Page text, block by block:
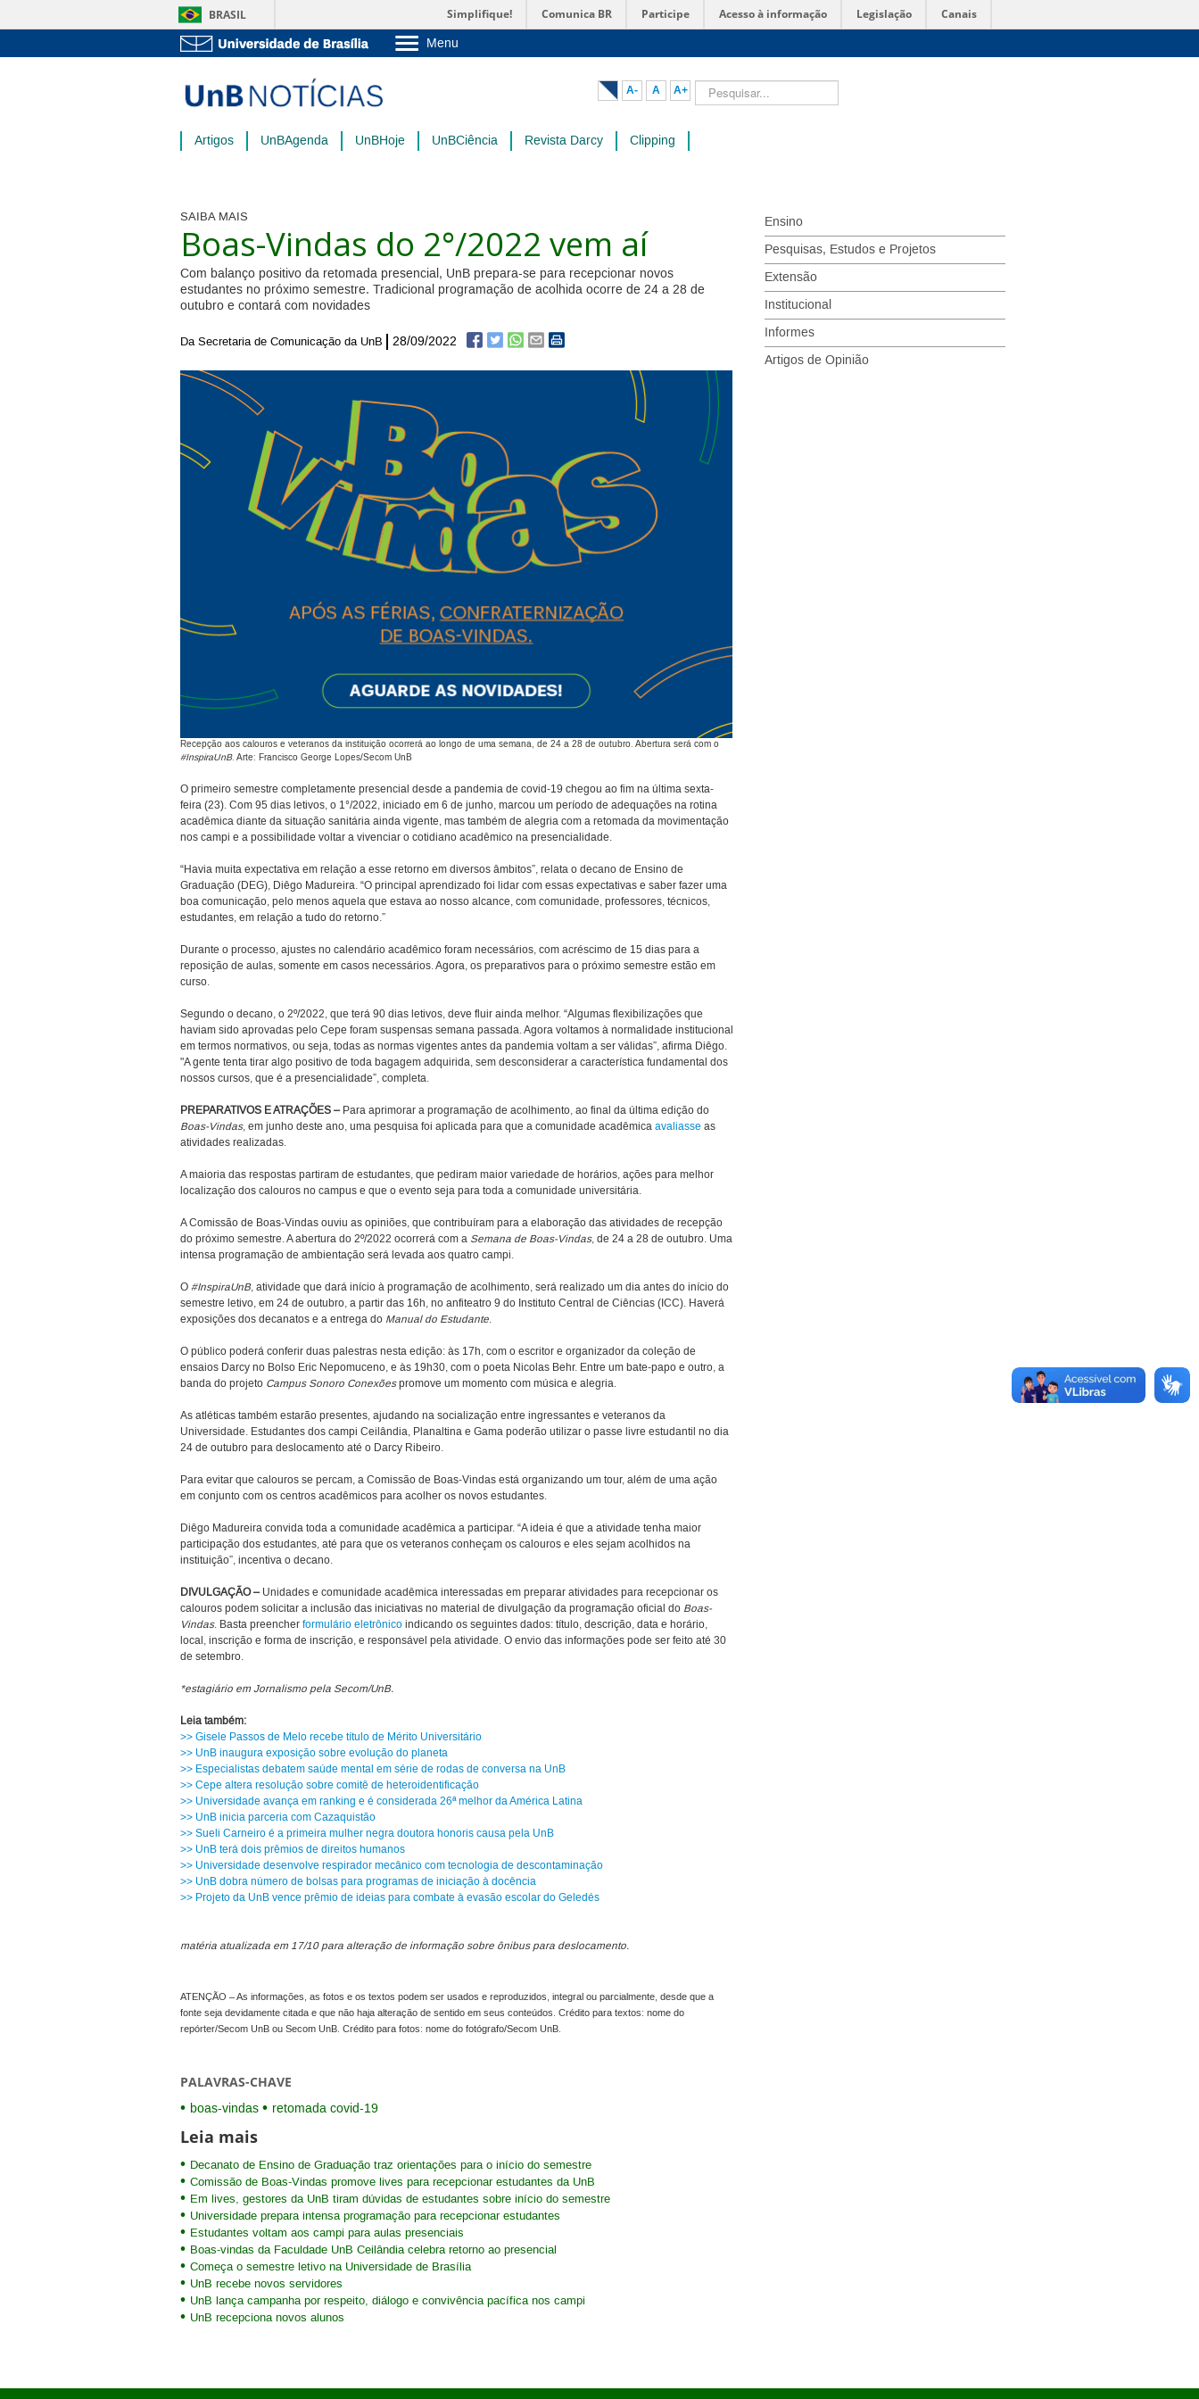
BRASIL Simplifique! Comunica BR Participe Acesso à informação Legislação Canais
Menu
Pós-Graduação
Administração
A- A A+ Pesquisar...
Artigos UnBAgenda UnBHoje UnBCiência Revista Darcy Clipping
SAIBA MAIS
Boas-Vindas do 2°/2022 vem aí
Com balanço positivo da retomada presencial, UnB prepara-se para recepcionar novos
estudantes no próximo semestre. Tradicional programação de acolhida ocorre de 24 a 28 de
outubro e contará com novidades
Da Secretaria de Comunicação da UnB 28/09/2022
Recepção aos calouros e veteranos da instituição ocorrerá ao longo de uma semana, de 24 a 28 de outubro. Abertura será com o
#InspiraUnB. Arte: Francisco George Lopes/Secom UnB
O primeiro semestre completamente presencial desde a pandemia de covid-19 chegou ao fim na última sexta-
feira (23). Com 95 dias letivos, o 1°/2022, iniciado em 6 de junho, marcou um período de adequações na rotina
acadêmica diante da situação sanitária ainda vigente, mas também de alegria com a retomada da movimentação
nos campi e a possibilidade voltar a vivenciar o cotidiano acadêmico na presencialidade.
“Havia muita expectativa em relação a esse retorno em diversos âmbitos”, relata o decano de Ensino de
Graduação (DEG), Diêgo Madureira. “O principal aprendizado foi lidar com essas expectativas e saber fazer uma
boa comunicação, pelo menos aquela que estava ao nosso alcance, com comunidade, professores, técnicos,
estudantes, em relação a tudo do retorno.”
Durante o processo, ajustes no calendário acadêmico foram necessários, com acréscimo de 15 dias para a
reposição de aulas, somente em casos necessários. Agora, os preparativos para o próximo semestre estão em
curso.
Segundo o decano, o 2º/2022, que terá 90 dias letivos, deve fluir ainda melhor. “Algumas flexibilizações que
haviam sido aprovadas pelo Cepe foram suspensas semana passada. Agora voltamos à normalidade institucional
em termos normativos, ou seja, todas as normas vigentes antes da pandemia voltam a ser válidas”, afirma Diêgo.
"A gente tenta tirar algo positivo de toda bagagem adquirida, sem desconsiderar a característica fundamental dos
nossos cursos, que é a presencialidade”, completa.
PREPARATIVOS E ATRAÇÕES –Para aprimorar a programação de acolhimento, ao final da última edição do
Boas-Vindas, em junho deste ano, uma pesquisa foi aplicada para que a comunidade acadêmica avaliasse as
atividades realizadas.
A maioria das respostas partiram de estudantes, que pediram maior variedade de horários, ações para melhor
localização dos calouros no campus e que o evento seja para toda a comunidade universitária.
A Comissão de Boas-Vindas ouviu as opiniões, que contribuíram para a elaboração das atividades de recepção
do próximo semestre. A abertura do 2º/2022 ocorrerá com a Semana de Boas-Vindas, de 24 a 28 de outubro. Uma
intensa programação de ambientação será levada aos quatro campi.
O #InspiraUnB, atividade que dará início à programação de acolhimento, será realizado um dia antes do início do
semestre letivo, em 24 de outubro, a partir das 16h, no anfiteatro 9 do Instituto Central de Ciências (ICC). Haverá
exposições dos decanatos e a entrega do Manual do Estudante.
O público poderá conferir duas palestras nesta edição: às 17h, com o escritor e organizador da coleção de
ensaios Darcy no Bolso Eric Nepomuceno, e às 19h30, com o poeta Nicolas Behr. Entre um bate-papo e outro, a
banda do projeto Campus Sonoro Conexõespromove um momento com música e alegria.
As atléticas também estarão presentes, ajudando na socialização entre ingressantes e veteranos da
Universidade. Estudantes dos campi Ceilândia, Planaltina e Gama poderão utilizar o passe livre estudantil no dia
24 de outubro para deslocamento até o Darcy Ribeiro.
Para evitar que calouros se percam, a Comissão de Boas-Vindas está organizando um tour, além de uma ação
em conjunto com os centros acadêmicos para acolher os novos estudantes.
Diêgo Madureira convida toda a comunidade acadêmica a participar. “A ideia é que a atividade tenha maior
participação dos estudantes, até para que os veteranos conheçam os calouros e eles sejam acolhidos na
instituição”, incentiva o decano.
DIVULGAÇÃO –Unidades e comunidade acadêmica interessadas em preparar atividades para recepcionar os
calouros podem solicitar a inclusão das iniciativas no material de divulgação da programação oficial do Boas-
Vindas. Basta preencher formulário eletrônico indicando os seguintes dados: título, descrição, data e horário,
local, inscrição e forma de inscrição, e responsável pela atividade. O envio das informações pode ser feito até 30
de setembro.
*estagiário em Jornalismo pela Secom/UnB.
Leia também:
>> Gisele Passos de Melo recebe título de Mérito Universitário
>> UnB inaugura exposição sobre evolução do planeta
>> Especialistas debatem saúde mental em série de rodas de conversa na UnB
>> Cepe altera resolução sobre comitê de heteroidentificação
>> Universidade avança em ranking e é considerada 26ª melhor da América Latina
>> UnB inicia parceria com Cazaquistão
>> Sueli Carneiro é a primeira mulher negra doutora honoris causa pela UnB
>> UnB terá dois prêmios de direitos humanos
>> Universidade desenvolve respirador mecânico com tecnologia de descontaminação
>> UnB dobra número de bolsas para programas de iniciação à docência
>> Projeto da UnB vence prêmio de ideias para combate à evasão escolar do Geledés
matéria atualizada em 17/10 para alteração de informação sobre ônibus para deslocamento.
ATENÇÃO – As informações, as fotos e os textos podem ser usados e reproduzidos, integral ou parcialmente, desde que a
fonte seja devidamente citada e que não haja alteração de sentido em seus conteúdos. Crédito para textos: nome do
repórter/Secom UnB ou Secom UnB. Crédito para fotos: nome do fotógrafo/Secom UnB.
PALAVRAS-CHAVE
boas-vindas retomada covid-19
Leia mais
Decanato de Ensino de Graduação traz orientações para o início do semestre
Comissão de Boas-Vindas promove lives para recepcionar estudantes da UnB
Em lives, gestores da UnB tiram dúvidas de estudantes sobre início do semestre
Universidade prepara intensa programação para recepcionar estudantes
Estudantes voltam aos campi para aulas presenciais
Boas-vindas da Faculdade UnB Ceilândia celebra retorno ao presencial
Começa o semestre letivo na Universidade de Brasília
UnB recebe novos servidores
UnB lança campanha por respeito, diálogo e convivência pacífica nos campi
UnB recepciona novos alunos
Ensino
Pesquisas, Estudos e Projetos
Extensão
Institucional
Informes
Artigos de Opinião